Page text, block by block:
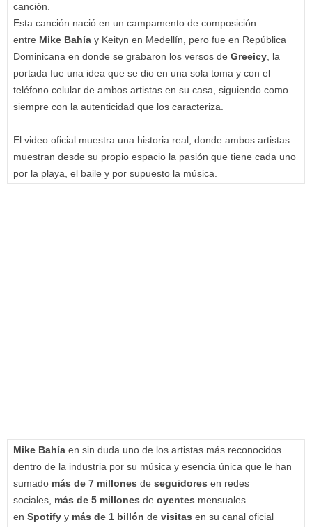
canción.
Esta canción nació en un campamento de composición
entre Mike Bahía y Keityn en Medellín, pero fue en República
Dominicana en donde se grabaron los versos de Greeicy , la
portada fue una idea que se dio en una sola toma y con el
teléfono celular de ambos artistas en su casa, siguiendo como
siempre con la autenticidad que los caracteriza.
El video oficial muestra una historia real, donde ambos artistas
muestran desde su propio espacio la pasión que tiene cada uno
por la playa, el baile y por supuesto la música.
Mike Bahía en sin duda uno de los artistas más reconocidos
dentro de la industria por su música y esencia única que le han
sumado más de 7 millones de seguidores en redes
sociales, más de 5 millones de oyentes mensuales
en Spotify y más de 1 billón de visitas en su canal oficial